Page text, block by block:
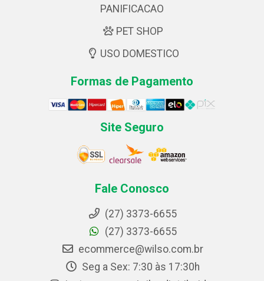
PANIFICACAO
PET SHOP
USO DOMESTICO
Formas de Pagamento
Site Seguro
Fale Conosco
(27) 3373-6655
(27) 3373-6655
ecommerce@wilso.com.br
Seg a Sex: 7:30 às 17:30h